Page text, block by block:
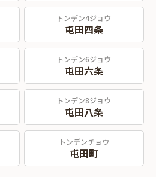
トンデン4ジョウ
屯田四条
トンデン6ジョウ
屯田六条
トンデン8ジョウ
屯田八条
トンデンチョウ
屯田町